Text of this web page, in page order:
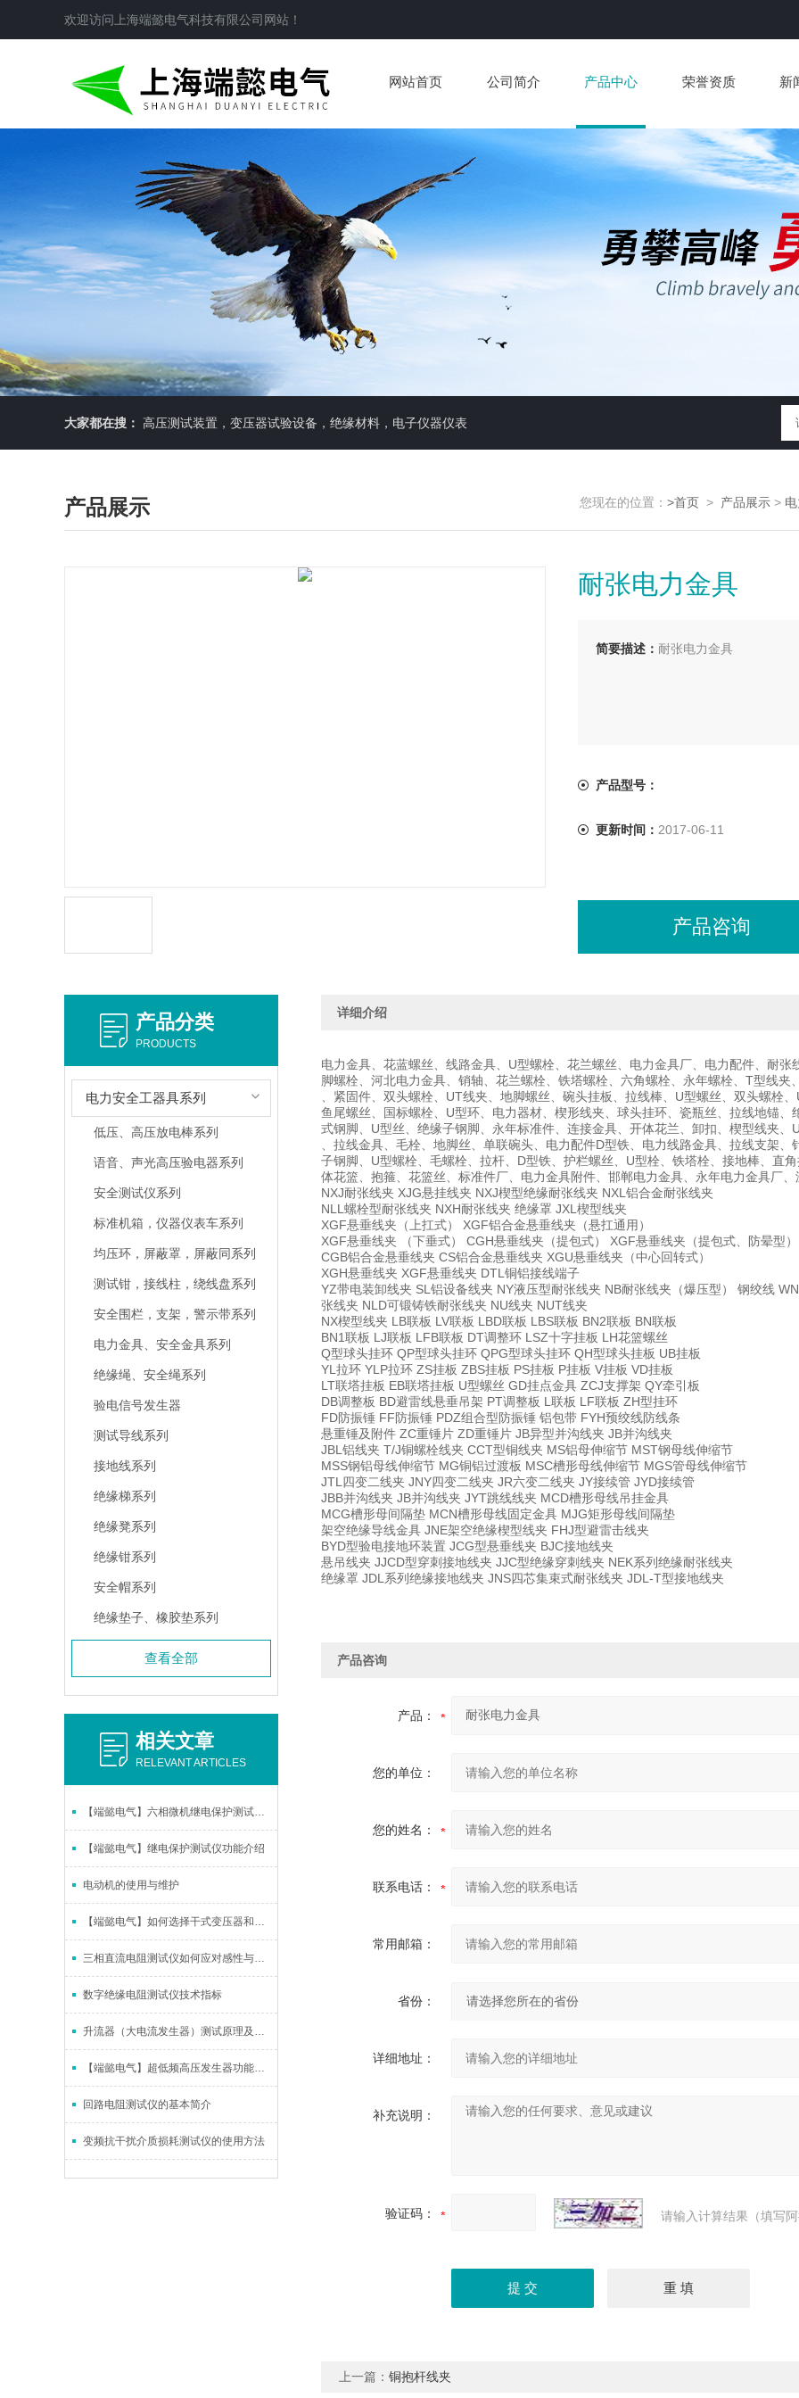
欢迎访问 上海端懿电气科技有限公司 网站！
网站首页 公司简介 产品中心 荣誉资质 新
大家都在搜： 高压测试装置，变压器试验设备，绝缘材料，电子仪器仪表
产品展示 您现在的位置： >首页 > 产品展示 >
耐张电力金具
简要描述： 耐张电力金具
产品型号：
更新时间： 2017-06-11
产品咨询
产品分类
PRODUCTS
电力安全工器具系列
低压、高压放电棒系列
语音、声光高压验电器系列
安全测试仪系列
标准机箱，仪器仪表车系列
均压环，屏蔽罩，屏蔽同系列
测试钳，接线柱，绕线盘系列
安全围栏，支架，警示带系列
电力金具、安全金具系列
绝缘绳、安全绳系列
验电信号发生器
测试导线系列
接地线系列
绝缘梯系列
绝缘凳系列
绝缘钳系列
安全帽系列
绝缘垫子、橡胶垫系列
查看全部
相关文章
RELEVANT ARTICLES
【端懿电气】六相微机继电保护测试仪概述
【端懿电气】继电保护测试仪功能介绍
电动机的使用与维护
【端懿电气】如何选择干式变压器和油浸式变压器
三相直流电阻测试仪如何应对感性与温升影响
数字绝缘电阻测试仪技术指标
升流器（大电流发生器）测试原理及使用技巧
【端懿电气】超低频高压发生器功能及特征简介
回路电阻测试仪的基本简介
变频抗干扰介质损耗测试仪的使用方法
详细介绍
电力金具、花蓝螺丝、线路金具、U型螺栓、花兰螺丝、电力金具厂、电力配件、耐张
脚螺栓、河北电力金具、销轴、花兰螺栓、铁塔螺栓、六角螺栓、永年螺栓、T型线夹
、紧固件、双头螺栓、UT线夹、地脚螺丝、碗头挂板、拉线棒、U型螺丝、双头螺栓
鱼尾螺丝、国标螺栓、U型环、电力器材、楔形线夹、球头挂环、瓷瓶丝、拉线地锚、
式钢脚、U型丝、绝缘子钢脚、永年标准件、连接金具、开体花兰、卸扣、楔型线夹、
、拉线金具、毛栓、地脚丝、单联碗头、电力配件D型铁、电力线路金具、拉线支架、
子钢脚、U型螺栓、毛螺栓、拉杆、D型铁、护栏螺丝、U型栓、铁塔栓、接地棒、直
体花篮、抱箍、花篮丝、标准件厂、电力金具附件、邯郸电力金具、永年电力金具厂、
NXJ耐张线夹 XJG悬挂线夹 NXJ楔型绝缘耐张线夹 NXL铝合金耐张线夹
NLL螺栓型耐张线夹 NXH耐张线夹 绝缘罩 JXL楔型线夹
XGF悬垂线夹（上扛式） XGF铝合金悬垂线夹（悬扛通用）
XGF悬垂线夹 （下垂式） CGH悬垂线夹（提包式） XGF悬垂线夹（提包式、防晕型）
CGB铝合金悬垂线夹 CS铝合金悬垂线夹 XGU悬垂线夹（中心回转式）
XGH悬垂线夹 XGF悬垂线夹 DTL铜铝接线端子
YZ带电装卸线夹 SL铝设备线夹 NY液压型耐张线夹 NB耐张线夹（爆压型） 钢绞线
张线夹 NLD可锻铸铁耐张线夹 NU线夹 NUT线夹
NX楔型线夹 LB联板 LV联板 LBD联板 LBS联板 BN2联板 BN联板
BN1联板 LJ联板 LFB联板 DT调整环 LSZ十字挂板 LH花篮螺丝
Q型球头挂环 QP型球头挂环 QPG型球头挂环 QH型球头挂板 UB挂板
YL拉环 YLP拉环 ZS挂板 ZBS挂板 PS挂板 P挂板 V挂板 VD挂板
LT联塔挂板 EB联塔挂板 U型螺丝 GD挂点金具 ZCJ支撑架 QY牵引板
DB调整板 BD避雷线悬垂吊架 PT调整板 L联板 LF联板 ZH型挂环
FD防振锤 FF防振锤 PDZ组合型防振锤 铝包带 FYH预绞线防线条
悬重锤及附件 ZC重锤片 ZD重锤片 JB异型并沟线夹 JB并沟线夹
JBL铝线夹 T/J铜螺栓线夹 CCT型铜线夹 MS铝母伸缩节 MST钢母线伸缩节
MSS钢铝母线伸缩节 MG铜铝过渡板 MSC槽形母线伸缩节 MGS管母线伸缩节
JTL四变二线夹 JNY四变二线夹 JR六变二线夹 JY接续管 JYD接续管
JBB并沟线夹 JB并沟线夹 JYT跳线线夹 MCD槽形母线吊挂金具
MCG槽形母间隔垫 MCN槽形母线固定金具 MJG矩形母线间隔垫
架空绝缘导线金具 JNE架空绝缘楔型线夹 FHJ型避雷击线夹
BYD型验电接地环装置 JCG型悬垂线夹 BJC接地线夹
悬吊线夹 JJCD型穿刺接地线夹 JJC型绝缘穿刺线夹 NEK系列绝缘耐张线夹
绝缘罩 JDL系列绝缘接地线夹 JNS四芯集束式耐张线夹 JDL-T型接地线夹
产品咨询
产品：
您的单位：
您的姓名：
联系电话：
常用邮箱：
省份：
详细地址：
补充说明：
验证码： 请输入计算结果（填写
上一篇： 铜抱杆线夹